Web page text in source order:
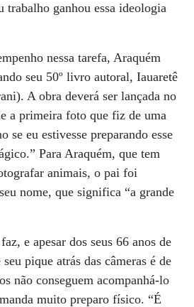
trabalho ganhou essa ideologia
nessa tarefa, Araquém
seu 50º livro autoral, Iauaretê
A obra deverá ser lançada no
a primeira foto que fiz de uma
se eu estivesse preparando esse
Para Araquém, que tem
animais, o pai foi
nome, que significa “a grande
e apesar dos seus 66 anos de
pique atrás das câmeras é de
não conseguem acompanhá-lo
muito preparo físico. “É